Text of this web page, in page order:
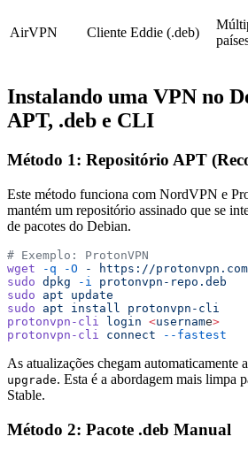
AirVPN Cliente Eddie (.deb)
Instalando uma VPN no
APT, .deb e CLI
Método 1: Repositório APT
Este método funciona com NordVPN e
mantém um repositório assinado que se
de pacotes do Debian.
# Exemplo: ProtonVPN
wget -q -O -
https://
sudo dpkg -i
protonvpn-repo.deb
sudo apt update
sudo apt install
protonvpn-cli
protonvpn-cli
login <username>
protonvpn-cli
connect --fastest
As atualizações chegam automaticamente
upgrade. Esta é a abordagem mais limpa
Stable.
Método 2: Pacote .deb Manual